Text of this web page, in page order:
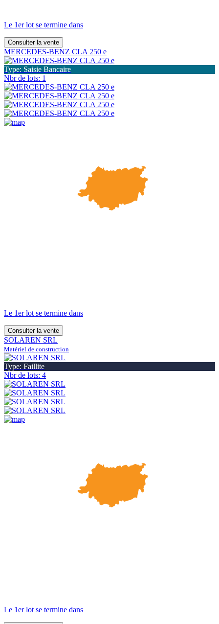
Le 1er lot se termine dans
Consulter la vente
MERCEDES-BENZ CLA 250 e
Type: Saisie Bancaire
Nbr de lots: 1
Le 1er lot se termine dans
Consulter la vente
SOLAREN SRL
Matériel de construction
Type: Faillite
Nbr de lots: 4
Le 1er lot se termine dans